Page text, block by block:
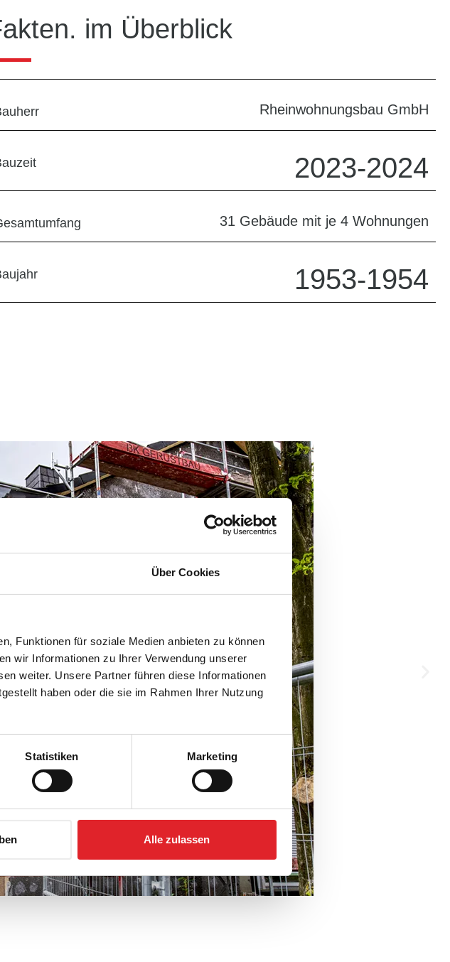
Über Cookies
Funktionen für soziale Medien anbieten zu können
wir Informationen zu Ihrer Verwendung unserer
weiter. Unsere Partner führen diese Informationen
haben oder die sie im Rahmen Ihrer Nutzung
Statistiken Marketing
Alle zulassen
im Überblick
Rheinwohnungsbau GmbH
2023-2024
31 Gebäude mit je 4 Wohnungen
1953-1954